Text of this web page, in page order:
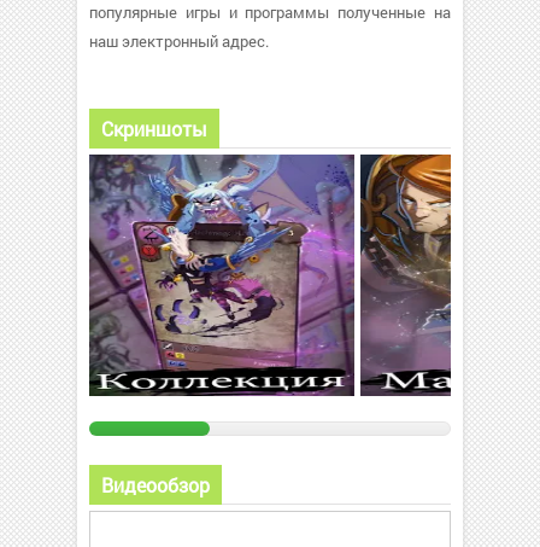
популярные игры и программы полученные на
наш электронный адрес.
Скриншоты
Видеообзор